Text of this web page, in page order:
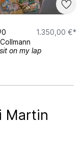
1.350,00 €*
on my lap
Martin